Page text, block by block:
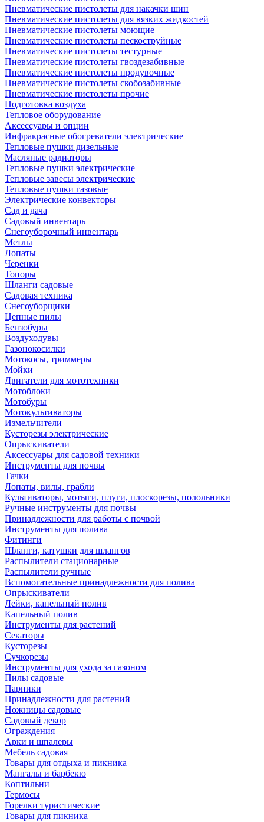
Пневматические пистолеты для накачки шин
Пневматические пистолеты для вязких жидкостей
Пневматические пистолеты моющие
Пневматические пистолеты пескоструйные
Пневматические пистолеты тестурные
Пневматические пистолеты гвоздезабивные
Пневматические пистолеты продувочные
Пневматические пистолеты скобозабивные
Пневматические пистолеты прочие
Подготовка воздуха
Тепловое оборудование
Аксессуары и опции
Инфракрасные обогреватели электрические
Тепловые пушки дизельные
Масляные радиаторы
Тепловые пушки электрические
Тепловые завесы электрические
Тепловые пушки газовые
Электрические конвекторы
Сад и дача
Садовый инвентарь
Снегоуборочный инвентарь
Метлы
Лопаты
Черенки
Топоры
Шланги садовые
Садовая техника
Снегоуборщики
Цепные пилы
Бензобуры
Воздуходувы
Газонокосилки
Мотокосы, триммеры
Мойки
Двигатели для мототехники
Мотоблоки
Мотобуры
Мотокультиваторы
Измельчители
Кусторезы электрические
Опрыскиватели
Аксессуары для садовой техники
Инструменты для почвы
Тачки
Лопаты, вилы, грабли
Культиваторы, мотыги, плуги, плоскорезы, полольники
Ручные инструменты для почвы
Принадлежности для работы с почвой
Инструменты для полива
Фитинги
Шланги, катушки для шлангов
Распылители стационарные
Распылители ручные
Вспомогательные принадлежности для полива
Опрыскиватели
Лейки, капельный полив
Капельный полив
Инструменты для растений
Секаторы
Кусторезы
Сучкорезы
Инструменты для ухода за газоном
Пилы садовые
Парники
Принадлежности для растений
Ножницы садовые
Садовый декор
Ограждения
Арки и шпалеры
Мебель садовая
Товары для отдыха и пикника
Мангалы и барбекю
Коптильни
Термосы
Горелки туристические
Товары для пикника